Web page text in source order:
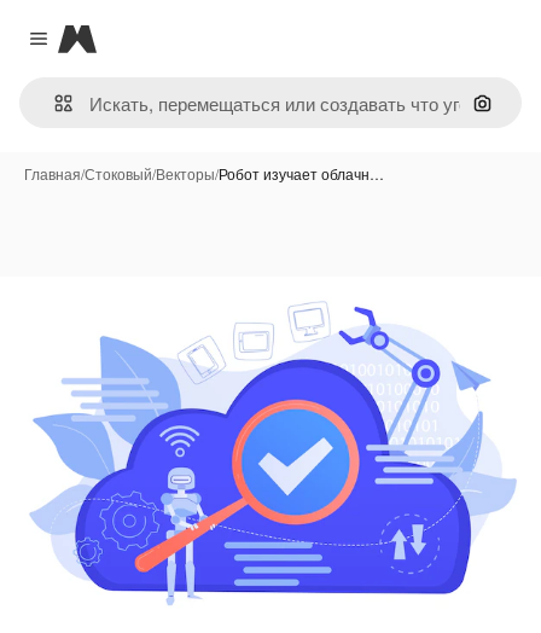
Close menu
Magnific
Поиск
Главная/Стоковый/Векторы/Робот изучает облачн…